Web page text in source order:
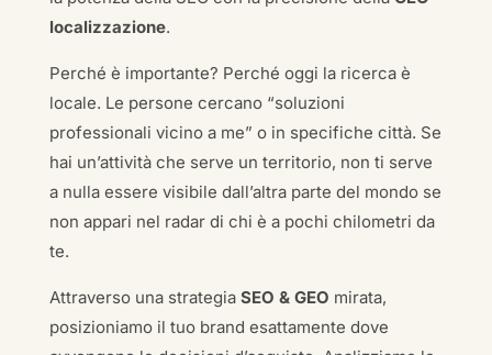
localizzazione.
Perché è importante? Perché oggi la ricerca è
locale. Le persone cercano “soluzioni
professionali vicino a me” o in specifiche città. Se
hai un’attività che serve un territorio, non ti serve
a nulla essere visibile dall’altra parte del mondo se
non appari nel radar di chi è a pochi chilometri da
te.
Attraverso una strategia SEO & GEO mirata,
posizioniamo il tuo brand esattamente dove